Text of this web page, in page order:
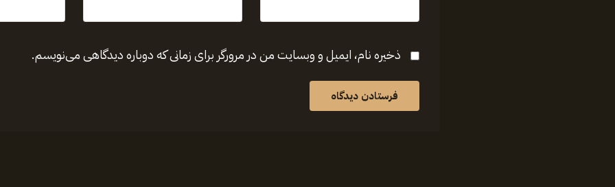
ذخیره نام، ایمیل و وبسایت من در مرورگر برای زمانی که دوباره دیدگاهی می‌نویسم.
فرستادن دیدگاه